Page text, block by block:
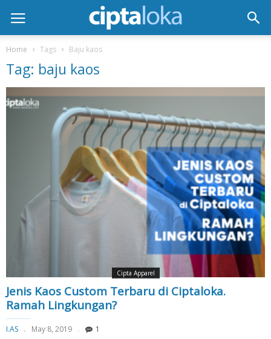
Home Tags Baju kaos
Tag: baju kaos
Cipta Apparel
Jenis Kaos Custom Terbaru di Ciptaloka.
Ramah Lingkungan?
I.AS May 8, 2019 1